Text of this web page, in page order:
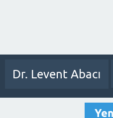
Dr. Levent Abacı